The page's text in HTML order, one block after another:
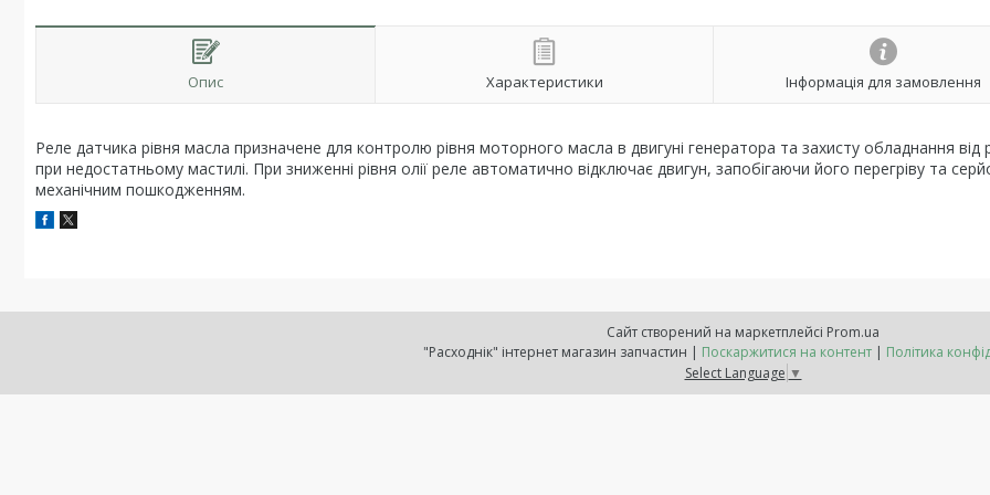
Опис Характеристики Інформація для замовлення
Реле датчика рівня масла призначене для контролю рівня моторного масла в двигуні генератора та захисту обладнання від
при недостатньому мастилі. При зниженні рівня олії реле автоматично відключає двигун, запобігаючи його перегріву та
механічним пошкодженням.
Сайт створений на маркетплейсі Prom.ua
"Расходнік" інтернет магазин запчастин | Поскаржитися на контент | Політика
Select Language ▼